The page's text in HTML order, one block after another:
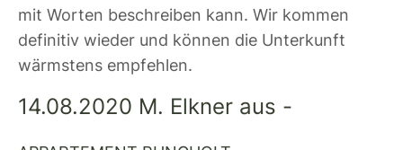
mit Worten beschreiben kann. Wir kommen
definitiv wieder und können die Unterkunft
wärmstens empfehlen.
14.08.2020 M. Elkner aus -